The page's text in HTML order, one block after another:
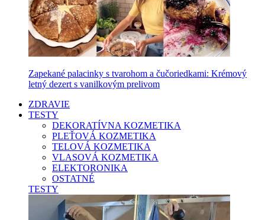
Zapekané palacinky s tvarohom a čučoriedkami: Krémový
letný dezert s vanilkovým prelivom
ZDRAVIE
TESTY
DEKORATÍVNA KOZMETIKA
PLEŤOVÁ KOZMETIKA
TELOVÁ KOZMETIKA
VLASOVÁ KOZMETIKA
ELEKTORONIKA
OSTATNÉ
TESTY